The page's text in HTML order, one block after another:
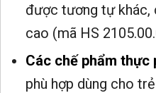
được tương tự khác,
cao (mã HS
Các chế phẩm thực
phù hợp dùng cho